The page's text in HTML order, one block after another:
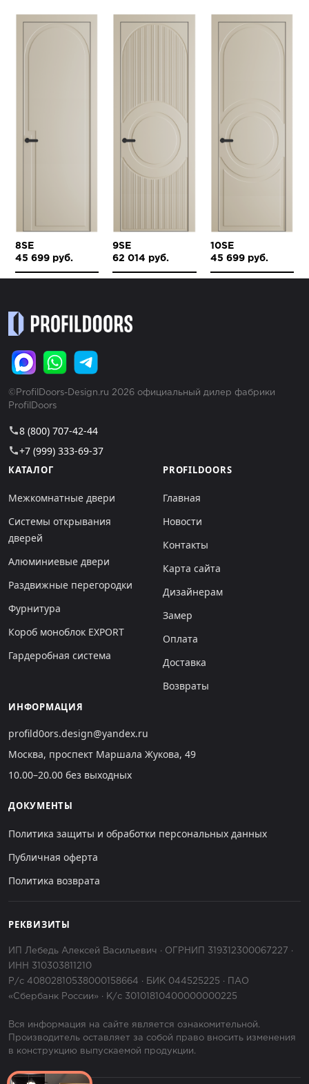
8SE
45 699 руб.
9SE
62 014 руб.
10SE
45 699 руб.
©ProfilDoors-Design.ru 2026 официальный дилер фабрики
ProfilDoors
call8 (800) 707-42-44
call+7 (999) 333-69-37
КАТАЛОГ
Межкомнатные двери
Системы открывания
дверей
Алюминиевые двери
Раздвижные перегородки
Фурнитура
Короб моноблок EXPORT
Гардеробная система
PROFILDOORS
Главная
Новости
Контакты
Карта сайта
Дизайнерам
Замер
Оплата
Доставка
Возвраты
ИНФОРМАЦИЯ
profild0ors.design@yandex.ru
Москва, проспект Маршала Жукова, 49
10.00–20.00 без выходных
ДОКУМЕНТЫ
Политика защиты и обработки персональных данных
Публичная оферта
Политика возврата
РЕКВИЗИТЫ
ИП Лебедь Алексей Васильевич · ОГРНИП 319312300067227 ·
ИНН 310303811210
Р/с 40802810538000158664 · БИК 044525225 · ПАО
«Сбербанк России» · К/с 30101810400000000225
Вся информация на сайте является ознакомительной.
Производитель оставляет за собой право вносить изменения
в конструкцию выпускаемой продукции.